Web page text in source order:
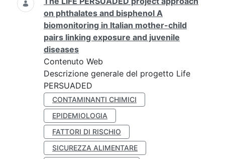
on phthalates and bisphenol A
biomonitoring in Italian mother-child
pairs linking exposure and juvenile
diseases
Contenuto Web
Descrizione generale del progetto Life
PERSUADED
CONTAMINANTI CHIMICI
EPIDEMIOLOGIA
FATTORI DI RISCHIO
SICUREZZA ALIMENTARE